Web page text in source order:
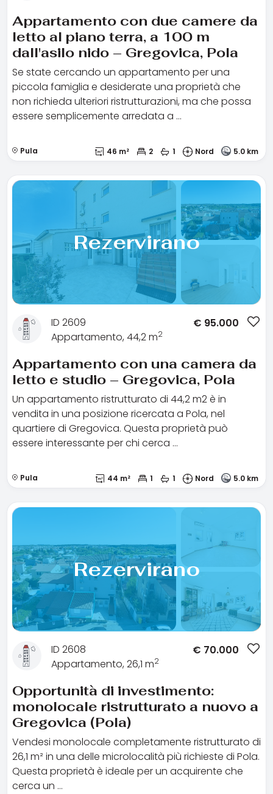
Appartamento con due camere da
letto al piano terra, a 100 m
dall'asilo nido – Gregovica, Pola
Se state cercando un appartamento per una
piccola famiglia e desiderate una proprietà che
non richieda ulteriori ristrutturazioni, ma che possa
essere semplicemente arredata a …
Pula 46 m² 2 1 Nord 5.0 km
Rezervirano
ID 2609
Appartamento, 44,2 m2
€ 95.000
Appartamento con una camera da
letto e studio – Gregovica, Pola
Un appartamento ristrutturato di 44,2 m2 è in
vendita in una posizione ricercata a Pola, nel
quartiere di Gregovica. Questa proprietà può
essere interessante per chi cerca …
Pula 44 m² 1 1 Nord 5.0 km
Rezervirano
ID 2608
Appartamento, 26,1 m2
€ 70.000
Opportunità di investimento:
monolocale ristrutturato a nuovo a
Gregovica (Pola)
Vendesi monolocale completamente ristrutturato di
26,1 m² in una delle microlocalità più richieste di Pola.
Questa proprietà è ideale per un acquirente che
cerca un …